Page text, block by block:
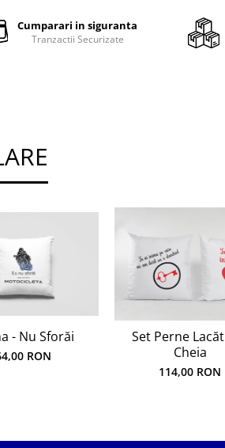
Cumparari in siguranta
Tranzactii Securizate
- Nu Sforăi
RON
Set Perne
Cheia
114,00 RON